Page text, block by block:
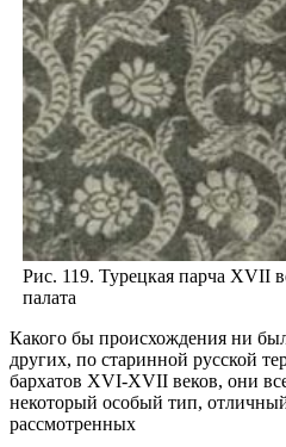
Рис. 119. Турецкая парча XVII
палата
Какого бы происхождения ни
других, по старинной русской
бархатов XVI-XVII веков, они
некоторый особый тип,
рассмотренных